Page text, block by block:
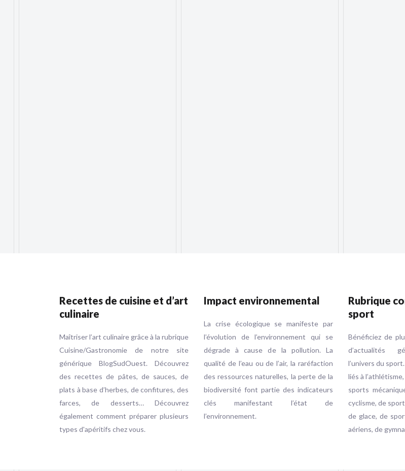
Recettes de cuisine et d’art
culinaire
Maîtriser l’art culinaire grâce à la rubrique
Cuisine/Gastronomie de notre site
générique BlogSudOuest. Découvrez
des recettes de pâtes, de sauces, de
plats à base d’herbes, de confitures, des
farces, de desserts… Découvrez
également comment préparer plusieurs
types d'apéritifs chez vous.
Impact environnemental
La crise écologique se manifeste par
l’évolution de l’environnement qui se
dégrade à cause de la pollution. La
qualité de l’eau ou de l’air, la raréfaction
des ressources naturelles, la perte de la
biodiversité font partie des indicateurs
clés manifestant l’état de
l’environnement.
Rubrique
sport
Bénéficiez de
d’actualités
l’univers du
liés à
sports
cyclisme, de
de glace, de
aériens, de